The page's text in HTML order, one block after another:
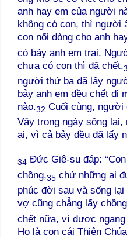
anh hay em của người
không có con, thì người
con nối dòng cho anh
có bảy anh em trai.
chưa có con thì đã chết.
người thứ ba đã lấy
bảy anh em đều chết đi
nào.32 Cuối cùng, người
Vậy trong ngày sống
ai, vì cả bảy đều đã lấy
34 Đức Giê-su đáp:
chồng,35 chứ những ai
phúc đời sau và sống
vợ cũng chẳng lấy
chết nữa, vì được
Họ là con cái Thiên